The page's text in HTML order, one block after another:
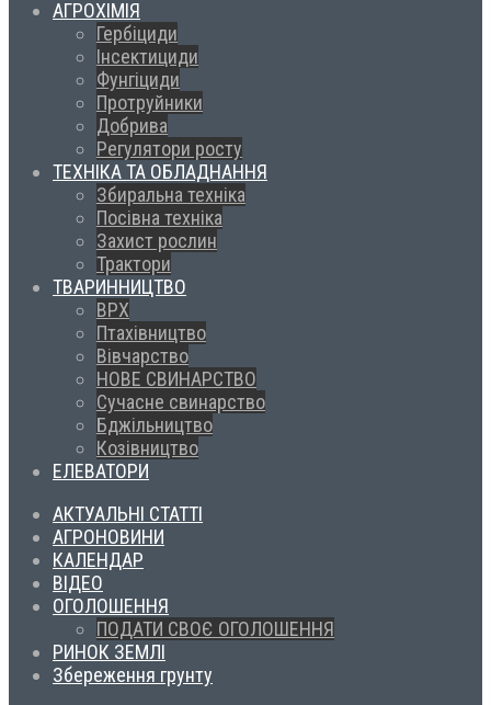
АГРОХІМІЯ
Гербіциди
Інсектициди
Фунгіциди
Протруйники
Добрива
Регулятори росту
ТЕХНІКА ТА ОБЛАДНАННЯ
Збиральна техніка
Посівна техніка
Захист рослин
Трактори
ТВАРИННИЦТВО
ВРХ
Птахівництво
Вівчарство
НОВЕ СВИНАРСТВО
Сучасне свинарство
Бджільництво
Козівництво
ЕЛЕВАТОРИ
АКТУАЛЬНІ СТАТТІ
АГРОНОВИНИ
КАЛЕНДАР
ВІДЕО
ОГОЛОШЕННЯ
ПОДАТИ СВОЄ ОГОЛОШЕННЯ
РИНОК ЗЕМЛІ
Збереження грунту